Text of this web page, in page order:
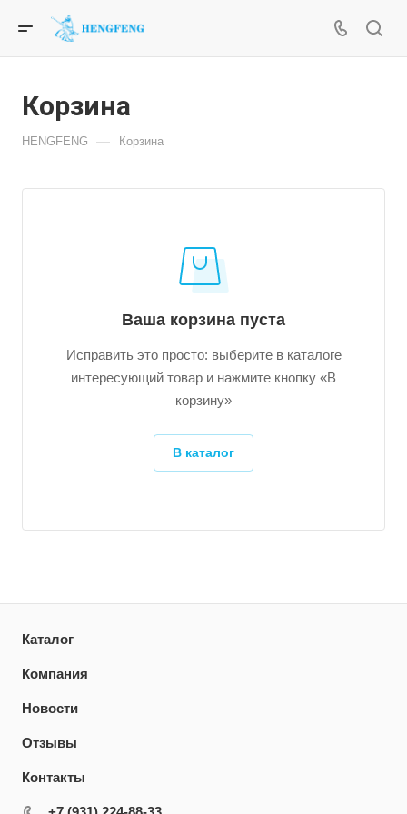
Корзина
HENGFENG — Корзина
Ваша корзина пуста
Исправить это просто: выберите в каталоге
интересующий товар и нажмите кнопку «В
корзину»
В каталог
Каталог
Компания
Новости
Отзывы
Контакты